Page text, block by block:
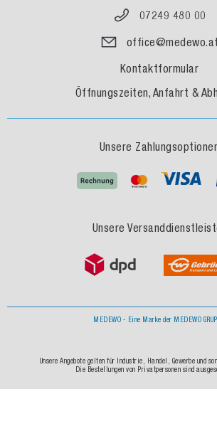
07249 480 00
office@medewo.at
Kontaktformular
Öffnungszeiten, Anfahrt &
Unsere
Unsere
MEDEWO - Eine Marke der MEDEWO
Unsere Angebote gelten für Industrie, Handel, Gewerbe und
Die Bestellungen von Privatpersonen sind